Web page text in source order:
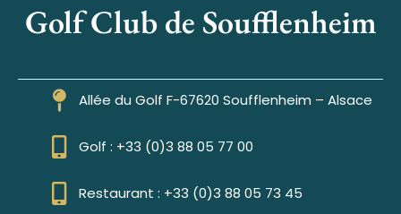
Golf Club de Soufflenheim
Allée du Golf F-67620 Soufflenheim – Alsace
Golf : +33 (0)3 88 05 77 00
Restaurant : +33 (0)3 88 05 73 45